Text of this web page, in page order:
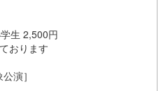
生 2,500円
おります
演］